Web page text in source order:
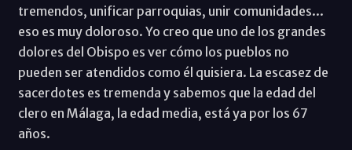
tremendos, unificar parroquias, unir comunidades...
eso es muy doloroso. Yo creo que uno de los grandes
dolores del Obispo es ver cómo los pueblos no
pueden ser atendidos como él quisiera. La escasez de
sacerdotes es tremenda y sabemos que la edad del
clero en Málaga, la edad media, está ya por los 67
años.